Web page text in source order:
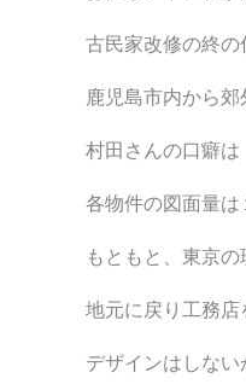
古民家改修の終の
鹿児島市内から郊
村田さんの口癖は
各物件の図面量は
もともと、東京
地元に戻り工務店
デザインはしな